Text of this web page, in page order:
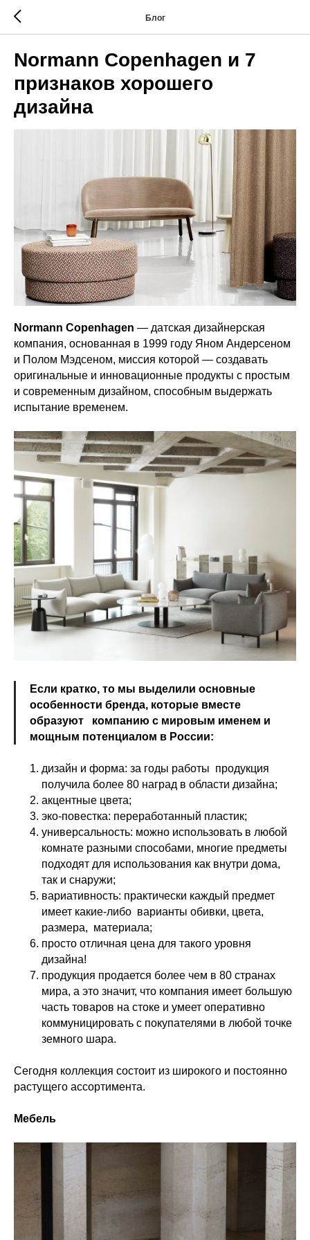
Блог
Normann Copenhagen и 7
признаков хорошего
дизайна
Normann Copenhagen — датская дизайнерская
компания, основанная в 1999 году Яном Андерсеном
и Полом Мэдсеном, миссия которой — создавать
оригинальные и инновационные продукты с простым
и современным дизайном, способным выдержать
испытание временем.
Если кратко, то мы выделили основные
особенности бренда, которые вместе
образуют компанию с мировым именем и
мощным потенциалом в России:
дизайн и форма: за годы работы продукция
получила более 80 наград в области дизайна;
акцентные цвета;
эко-повестка: переработанный пластик;
универсальность: можно использовать в любой
комнате разными способами, многие предметы
подходят для использования как внутри дома,
так и снаружи;
вариативность: практически каждый предмет
имеет какие-либо варианты обивки, цвета,
размера, материала;
просто отличная цена для такого уровня
дизайна!
продукция продается более чем в 80 странах
мира, а это значит, что компания имеет большую
часть товаров на стоке и умеет оперативно
коммуницировать с покупателями в любой точке
земного шара.
Сегодня коллекция состоит из широкого и постоянно
растущего ассортимента.
Мебель